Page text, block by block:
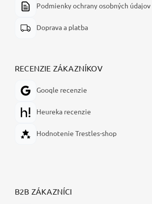
Podmienky ochrany osobných údajov
Doprava a platba
RECENZIE ZÁKAZNÍKOV
Google recenzie
Heureka recenzie
Hodnotenie Trestles-shop
B2B ZÁKAZNÍCI